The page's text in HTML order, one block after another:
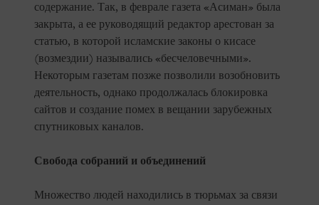
содержание. Так, в феврале газета «Асиман» была
закрыта, а ее руководящий редактор арестован за
статью, в которой исламские законы о кисасе
(возмездии) назывались «бесчеловечными».
Некоторым газетам позже позволили возобновить
деятельность, однако продолжалась блокировка
сайтов и создание помех в вещании зарубежных
спутниковых каналов.
Свобода собраний и объединений
Множество людей находились в тюрьмах за связи